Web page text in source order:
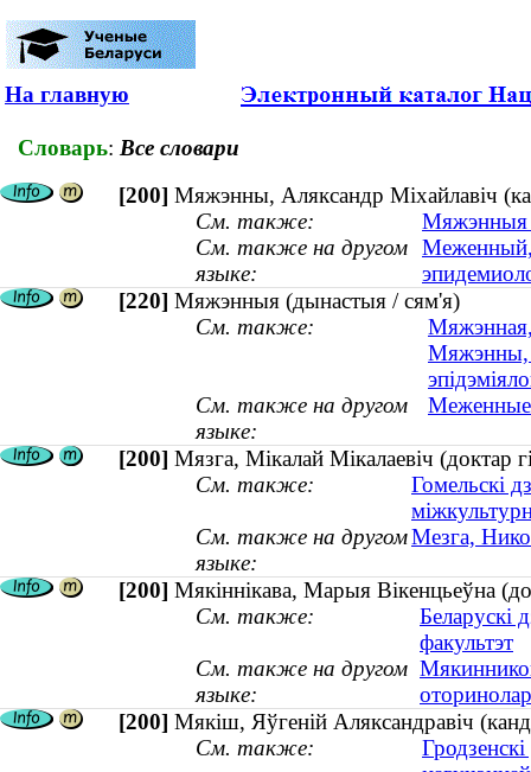
На главную
Словарь: Все словари
[200] Мяжэнны, Аляксандр Міхайлавіч
См. также:
Мяжэнныя
См. также на другом
языке:
Меженный,
[220] Мяжэнныя (дынастыя / сям'я)
См. также:
Мяжэнны,
См. также на другом
языке:
Меженные
[200] Мязга, Мікалай Мікалаевіч (доктар
См. также:
Гомельскі
См. также на другом
языке:
Мезга,
[200] Мякіннікава, Марыя Вікенцьеўна
См. также:
Беларускі
факультэт
См. также на другом
языке:
[200] Мякіш, Яўгеній Аляксандравіч
См. также: